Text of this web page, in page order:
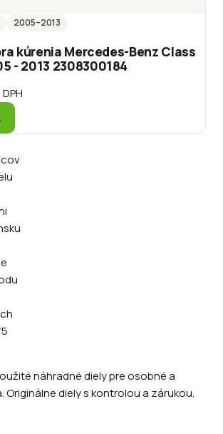
2005–2013
kúrenia Mercedes-Benz Class
- 2013 2308300184
náhradné diely pre osobné a
Originálne diely s kontrolou a zárukou.